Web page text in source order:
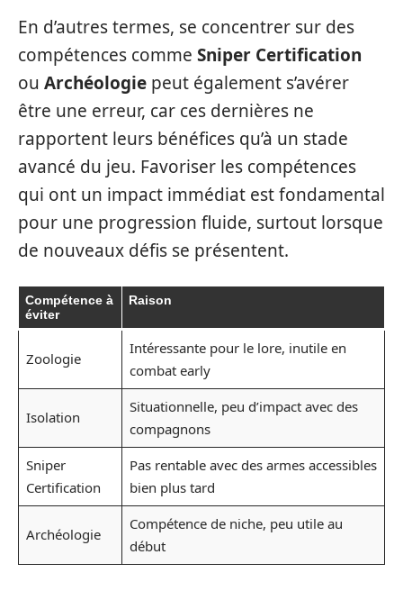
En d’autres termes, se concentrer sur des
compétences comme Sniper Certification
ou Archéologie peut également s’avérer
être une erreur, car ces dernières ne
rapportent leurs bénéfices qu’à un stade
avancé du jeu. Favoriser les compétences
qui ont un impact immédiat est fondamental
pour une progression fluide, surtout lorsque
de nouveaux défis se présentent.
Compétence à
éviter
Raison
Zoologie
Intéressante pour le lore, inutile en
combat early
Isolation
Situationnelle, peu d’impact avec des
compagnons
Sniper
Certification
Pas rentable avec des armes accessibles
bien plus tard
Archéologie
Compétence de niche, peu utile au
début